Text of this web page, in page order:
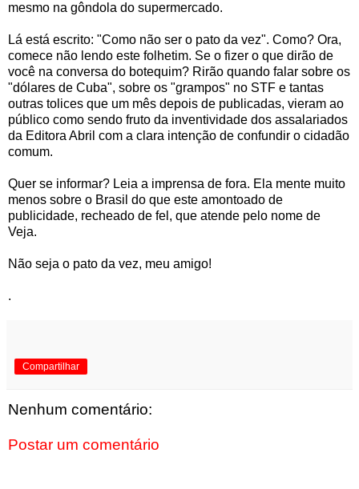
mesmo na gôndola do supermercado.
Lá está escrito: "Como não ser o pato da vez". Como? Ora,
comece não lendo este folhetim. Se o fizer o que dirão de
você na conversa do botequim? Rirão quando falar sobre os
"dólares de Cuba", sobre os "grampos" no STF e tantas
outras tolices que um mês depois de publicadas, vieram ao
público como sendo fruto da inventividade dos assalariados
da Editora Abril com a clara intenção de confundir o cidadão
comum.
Quer se informar? Leia a imprensa de fora. Ela mente muito
menos sobre o Brasil do que este amontoado de
publicidade, recheado de fel, que atende pelo nome de
Veja.
Não seja o pato da vez, meu amigo!
.
Compartilhar
Nenhum comentário:
Postar um comentário